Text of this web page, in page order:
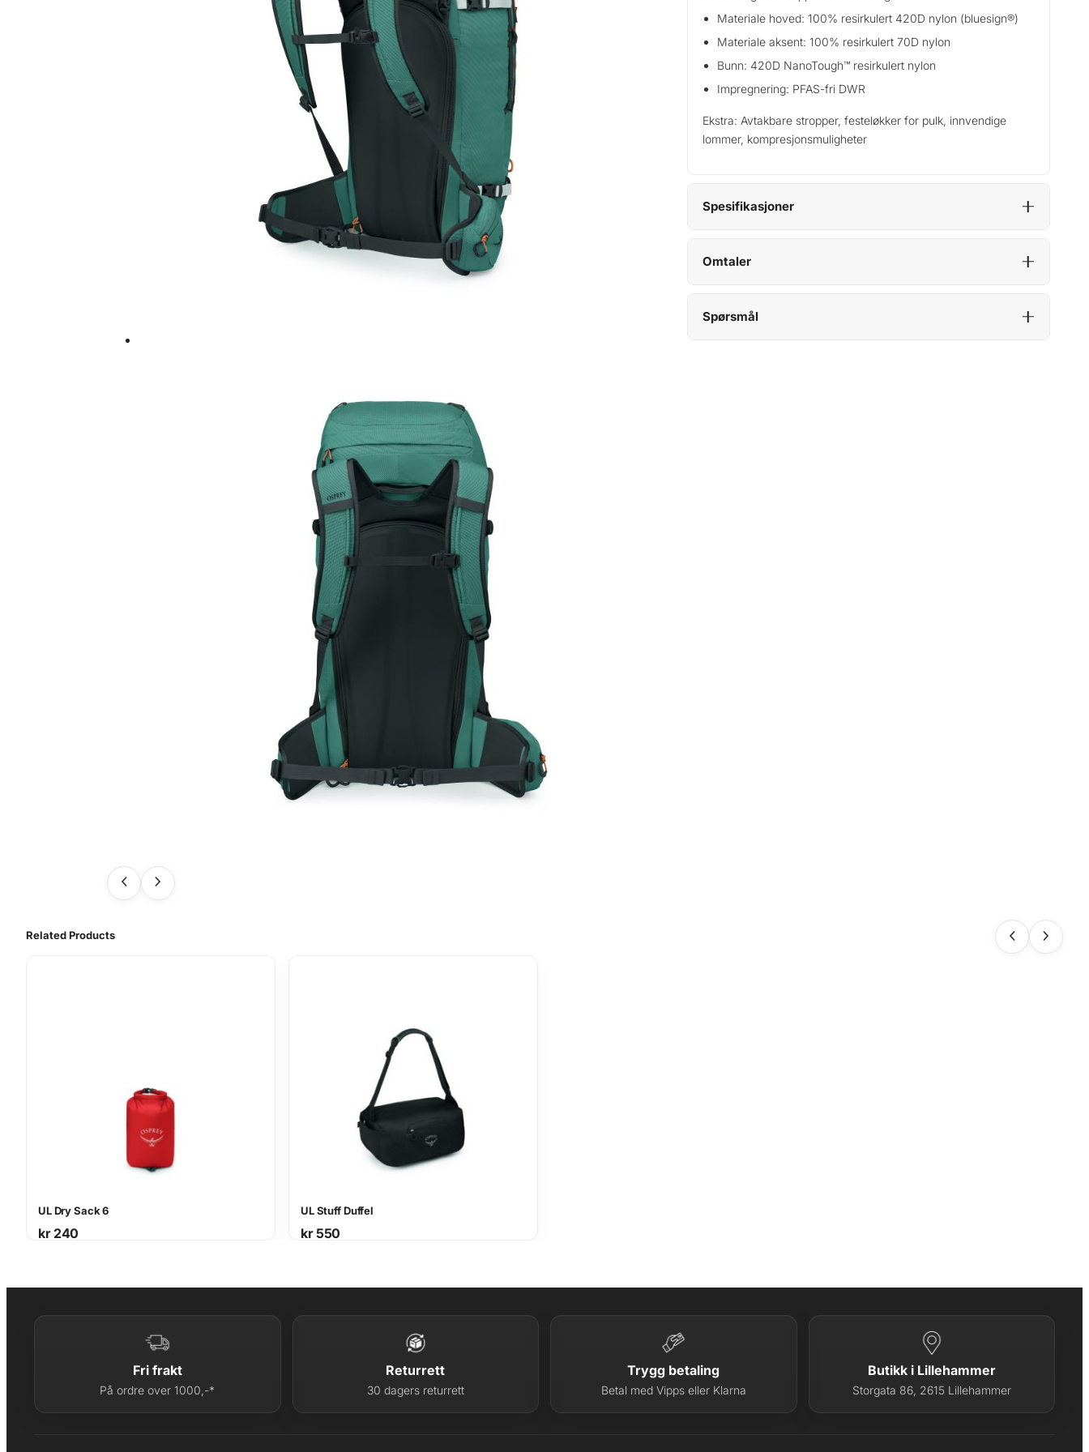
Materiale hoved: 100% resirkulert 420D nylon (bluesign®)
Materiale aksent: 100% resirkulert 70D nylon
Bunn: 420D NanoTough™ resirkulert nylon
Impregnering: PFAS-fri DWR
Ekstra: Avtakbare stropper, festeløkker for pulk, innvendige
lommer, kompresjonsmuligheter
Spesifikasjoner
Omtaler
Spørsmål
Related Products
UL Dry Sack 6
kr240
UL Stuff Duffel
kr550
Fri frakt
På ordre over 1000,-*
Returrett
30 dagers returrett
Trygg betaling
Betal med Vipps eller Klarna
Butikk i Lillehammer
Storgata 86, 2615 Lillehammer